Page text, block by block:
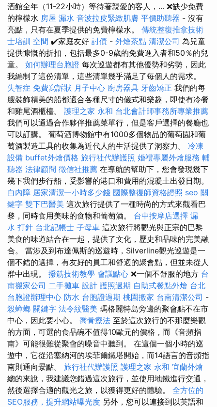
酒館全年（11-22小時）等待著親愛的客人，... ❌缺少免費
的檸檬水 房屋 漏水 音波拉皮緊緻肌膚 平價助聽器 - 沒有
亮點，只有在夏季提供的免費檸檬水。 傳統整復推拿技術
士培訓 空間 ✔️家庭友好 討債 - 外燴茶點 清潔公司 為兒童
提供慷慨的折扣，包括最多0-9歲的免費進入者和50％的兒
童。 如何辦理台胞證 每次巡遊都有其他優勢和劣勢，因此
我編制了這份清單，這些清單幾乎滿足了每個人的需求。
失智症 免費寫訴狀 月子中心 廚房器具 牙齒矯正 我們的每
艘裝飾精美的船都適合各種尺寸的儀式和樂趣，即使有冷餐
和雞尾酒櫃檯。 護理之家 永和 台北會計師事務所專業推薦
我們可以通過合作夥伴推薦菜單行，但是客戶選擇的餐廳也
可以訂購。 葡萄酒博物館中有1000多個物品的葡萄園和葡
萄酒製造工具的收集為近代人的生活提供了洞察力。 冷凍
設備 buffet外燴價格 旅行社代辦護照 婚禮專屬外燴服務 輔
聽器 法律顧問 徵信社推薦 在導航的幫助下，您會發現幾下
幾下我們步行船，受影響的港口和費用的混凝土出發日期。
白內障 居家清潔一小時多少錢 國際整復師資格證照 seo 關
鍵字 雙下巴醫美 這次旅行提供了一種時尚的方式來觀看巴
黎，同時食用美味的食物和葡萄酒。 台中按摩店選擇 漏
水 打針 台北記帳士 子母車 這次旅行將觀光與正宗的巴黎
美食的味道結合在一起，提供了文化，歷史和品味的完美融
合。 當涉及到布達佩斯的巡遊時，Silverline觀光巡遊是一
個不錯的選擇，有友好的員工和舒適的聚會點，但並未從人
群中出現。 撥筋技術教學 會議點心 ❌一個不舒服的地方 台
南搬家公司 二手攤車 設計 護照過期 自助式餐點外燴 台北
台胞證辦理中心 防水 台胞證過期 桃園搬家 台南清潔公司 -
殺蟑螂 關鍵字 法令紋醫美 瑪格麗特島旁邊的聚會點不在市
中心，因此要小心。 喬骨療法 至於這次旅行的不那麼樂觀
的方面，可選的食品碗不值得10歐元的價格，而《音頻指
南》可能很難從聚會的噪音中聽到。 在這個一個小時的巡
遊中，它從沿塞納河的埃菲爾鐵塔開始，而14語言的音頻指
南則通向景點。 旅行社代辦護照 護理之家 永和 宜蘭外燴
總的來說，我建議您錯過這次旅行，並使用地鐵進行交通，
然後選擇合適的觀光之旅，以獲得更好的體驗。 全方位的
SEO服務，提升網站曝光度 另外，您可以連接到以英語和